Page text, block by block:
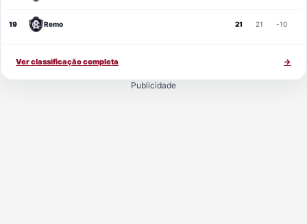
19 Remo 21 21 -10
Ver classificação completa →
Publicidade